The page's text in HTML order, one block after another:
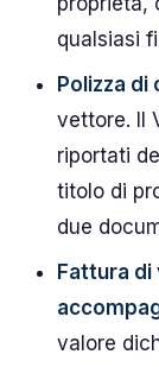
qualsiasi
Polizza di
vettore. Il
riportati
titolo di
due
Fattura di
valore